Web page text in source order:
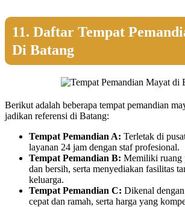
11. Daftar Tempat
Di Batang
Berikut adalah beberapa tempat pemandian
jadikan referensi di Batang:
Tempat Pemandian A: Terletak di
layanan 24 jam dengan staf profesional.
Tempat Pemandian B: Memiliki ruang
dan bersih, serta menyediakan fasilitas
keluarga.
Tempat Pemandian C: Dikenal
cepat dan ramah, serta harga yang